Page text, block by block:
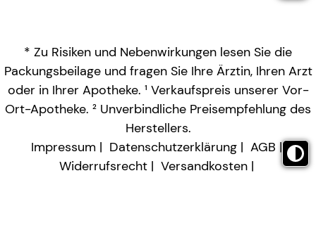
* Zu Risiken und Nebenwirkungen lesen Sie die
Packungsbeilage und fragen Sie Ihre Ärztin, Ihren Arzt
oder in Ihrer Apotheke. ¹ Verkaufspreis unserer Vor-
Ort-Apotheke. ² Unverbindliche Preisempfehlung des
Herstellers.
Impressum
Datenschutzerklärung
AGB
Widerrufsrecht
Versandkosten